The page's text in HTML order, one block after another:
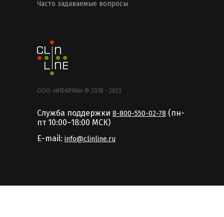
Часто задаваемые вопросы
ООО «ИФАРМА» © 2018 - 2023
Служба поддержки 8-800-550-02-78 (пн-
пт 10:00–18:00 MCК)
E-mail: info@clinline.ru